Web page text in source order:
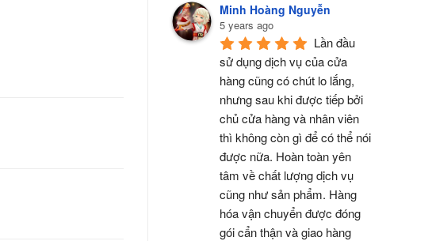
Minh Hoàng Nguyễn
5 years ago
Lần đầu
sử dụng dịch vụ của cửa
hàng cũng có chút lo lắng,
nhưng sau khi được tiếp bởi
chủ cửa hàng và nhân viên
thì không còn gì để có thể nói
được nữa. Hoàn toàn yên
tâm về chất lượng dịch vụ
cũng như sản phẩm. Hàng
hóa vận chuyển được đóng
gói cẩn thận và giao hàng